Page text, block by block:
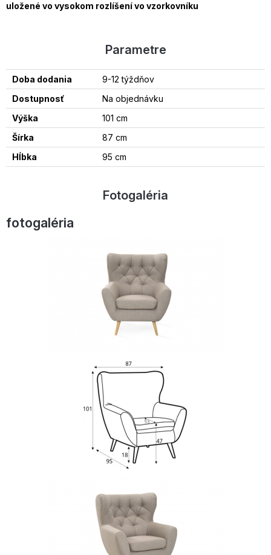
uložené vo vysokom rozlíšení vo vzorkovníku
Parametre
Doba dodania
9-12 týždňov
Dostupnosť
Na objednávku
Výška
101 cm
Šírka
87 cm
Hĺbka
95 cm
Fotogaléria
fotogaléria